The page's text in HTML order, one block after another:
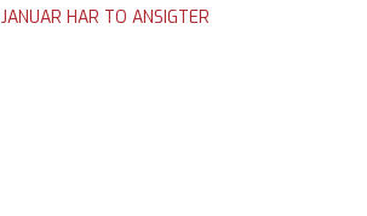
JANUAR HAR TO ANSIGTER